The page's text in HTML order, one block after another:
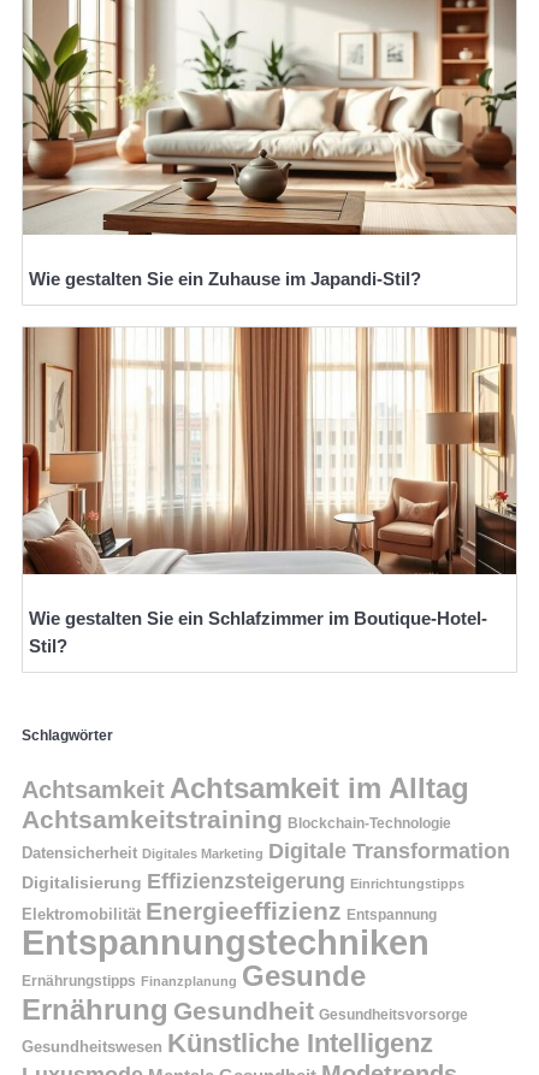
Wie gestalten Sie ein Zuhause im Japandi-Stil?
Wie gestalten Sie ein Schlafzimmer im Boutique-Hotel-
Stil?
Schlagwörter
Achtsamkeit Achtsamkeit im Alltag
Achtsamkeitstraining Blockchain-Technologie
Datensicherheit Digitales Marketing Digitale Transformation
Digitalisierung Effizienzsteigerung Einrichtungstipps
Elektromobilität Energieeffizienz Entspannung
Entspannungstechniken
Ernährungstipps Finanzplanung Gesunde
Ernährung Gesundheit Gesundheitsvorsorge
Gesundheitswesen Künstliche Intelligenz